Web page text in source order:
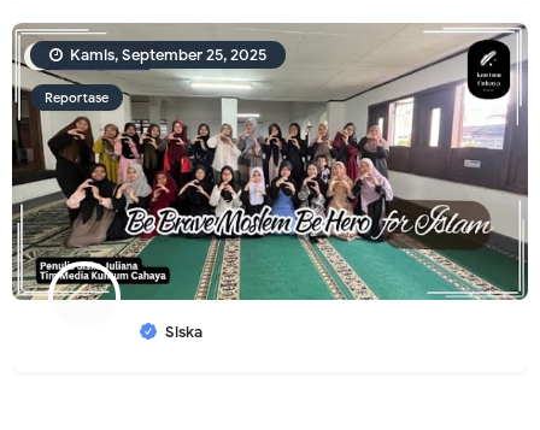
Reportase
Siska
Kamis, September 25, 2025